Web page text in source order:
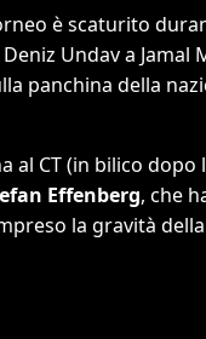
è scaturito
Undav a
panchina della
al CT (in bilico
Effenberg, che
la gravità